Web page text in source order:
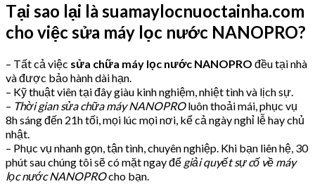
Tại sao lại là suamaylocnuoctainha.com
cho việc sửa máy lọc nước NANOPRO?
– Tất cả việc sửa chữa máy lọc nước NANOPRO đều tại nhà
và được bảo hành dài hạn.
– Kỹ thuật viên tại đây giàu kinh nghiệm, nhiệt tình và lịch sự.
– Thời gian sửa chữa máy NANOPROluôn thoải mái, phục vụ
8h sáng đến 21h tối, mọi lúc mọi nơi, kể cả ngày nghỉ lễ hay chủ
nhật.
– Phục vụ nhanh gọn, tận tình, chuyên nghiệp. Khi bạn liên hệ, 30
phút sau chúng tôi sẽ có mặt ngay để giải quyết sự cố về máy
lọc nước NANOPROcho bạn.